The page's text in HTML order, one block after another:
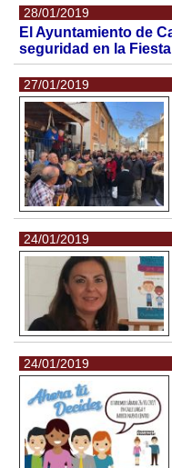
28/01/2019
El Ayuntamiento de
seguridad en la
27/01/2019
24/01/2019
24/01/2019